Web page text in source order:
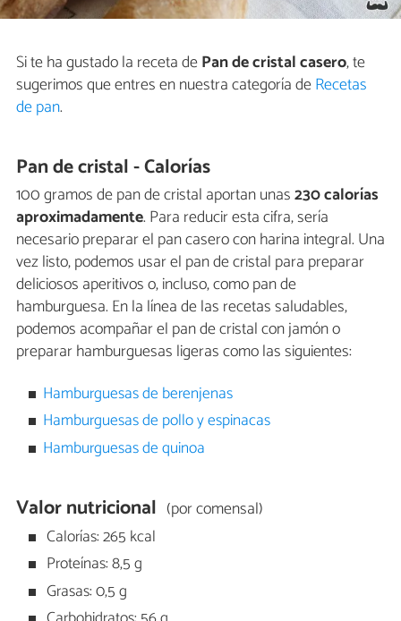
Si te ha gustado la receta dePan de cristal casero, te
sugerimos que entres en nuestra categoría deRecetas
de pan.
Pan de cristal - Calorías
100 gramos de pan de cristal aportan unas230 calorías
aproximadamente. Para reducir esta cifra, sería
necesario preparar el pan casero con harina integral. Una
vez listo, podemos usar el pan de cristal para preparar
deliciosos aperitivos o, incluso, como pan de
hamburguesa. En la línea de las recetas saludables,
podemos acompañar el pan de cristal con jamón o
preparar hamburguesas ligeras como las siguientes:
Hamburguesas de berenjenas
Hamburguesas de pollo y espinacas
Hamburguesas de quinoa
Valor nutricional (por comensal)
Calorías: 265 kcal
Proteínas: 8,5 g
Grasas: 0,5 g